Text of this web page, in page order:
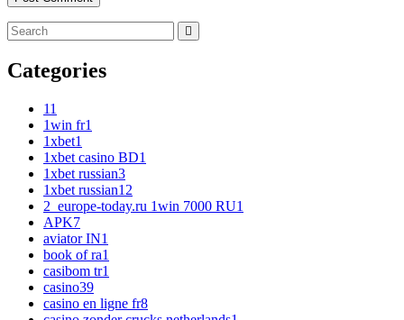
Categories
11
1win fr1
1xbet1
1xbet casino BD1
1xbet russian3
1xbet russian1 2
2_europe-today.ru 1win 7000 RU1
APK7
aviator IN1
book of ra1
casibom tr1
casino39
casino en ligne fr8